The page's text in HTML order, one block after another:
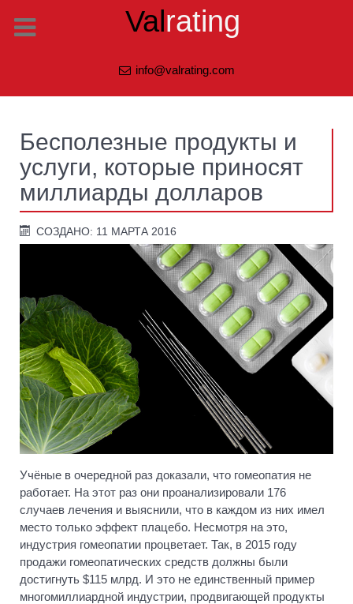
Valrating
info@valrating.com
Бесполезные продукты и
услуги, которые приносят
миллиарды долларов
СОЗДАНО: 11 МАРТА 2016
Учёные в очередной раз доказали, что гомеопатия не
работает. На этот раз они проанализировали 176
случаев лечения и выяснили, что в каждом из них имел
место только эффект плацебо. Несмотря на это,
индустрия гомеопатии процветает. Так, в 2015 году
продажи гомеопатических средств должны были
достигнуть $115 млрд. И это не единственный пример
многомиллиардной индустрии, продвигающей продукты